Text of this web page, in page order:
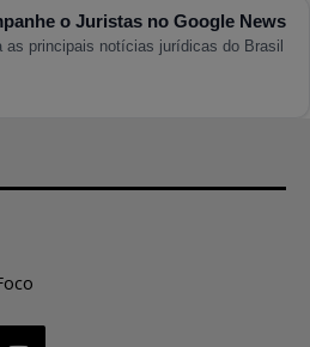
o Juristas no Google News
as principais notícias jurídicas do Brasil